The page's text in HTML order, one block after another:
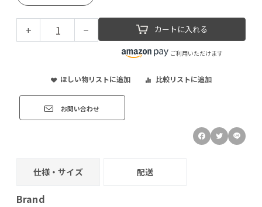
+ − カートに入れる
ご利用いただけます
ほしい物リストに追加 比較リストに追加
お問い合わせ
仕様・サイズ 配送
Brand